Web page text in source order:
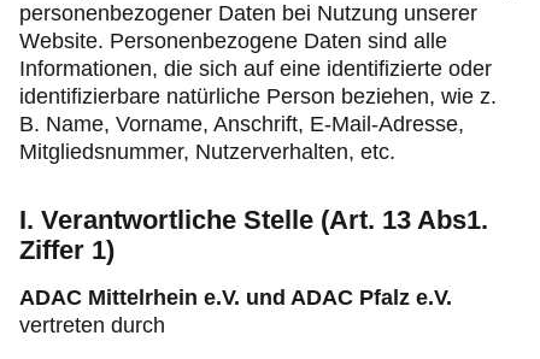
personenbezogener Daten bei Nutzung unserer
Website. Personenbezogene Daten sind alle
Informationen, die sich auf eine identifizierte oder
identifizierbare natürliche Person beziehen, wie z.
B. Name, Vorname, Anschrift, E-Mail-Adresse,
Mitgliedsnummer, Nutzerverhalten, etc.
I. Verantwortliche Stelle (Art. 13 Abs1.
Ziffer 1)
ADAC Mittelrhein e.V. und ADAC Pfalz e.V.
vertreten durch